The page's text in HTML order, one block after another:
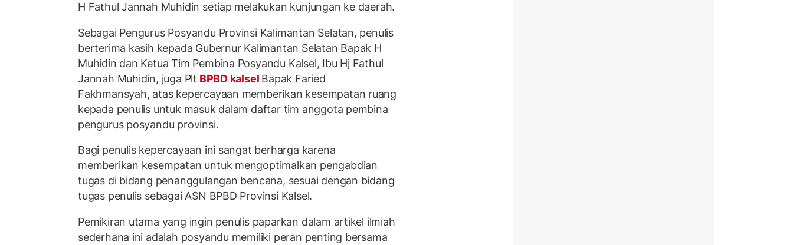
H Fathul Jannah Muhidin setiap melakukan kunjungan ke daerah.
Sebagai Pengurus Posyandu Provinsi Kalimantan Selatan, penulis
berterima kasih kepada Gubernur Kalimantan Selatan Bapak H
Muhidin dan Ketua Tim Pembina Posyandu Kalsel, Ibu Hj Fathul
Jannah Muhidin, juga Plt BPBD kalsel Bapak Faried
Fakhmansyah, atas kepercayaan memberikan kesempatan ruang
kepada penulis untuk masuk dalam daftar tim anggota pembina
pengurus posyandu provinsi.
Bagi penulis kepercayaan ini sangat berharga karena
memberikan kesempatan untuk mengoptimalkan pengabdian
tugas di bidang penanggulangan bencana, sesuai dengan bidang
tugas penulis sebagai ASN BPBD Provinsi Kalsel.
Pemikiran utama yang ingin penulis paparkan dalam artikel ilmiah
sederhana ini adalah posyandu memiliki peran penting bersama